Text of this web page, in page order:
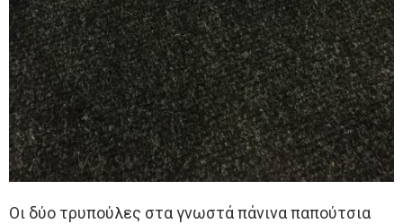
Οι δύο τρυπούλες στα γνωστά πάνινα παπούτσια